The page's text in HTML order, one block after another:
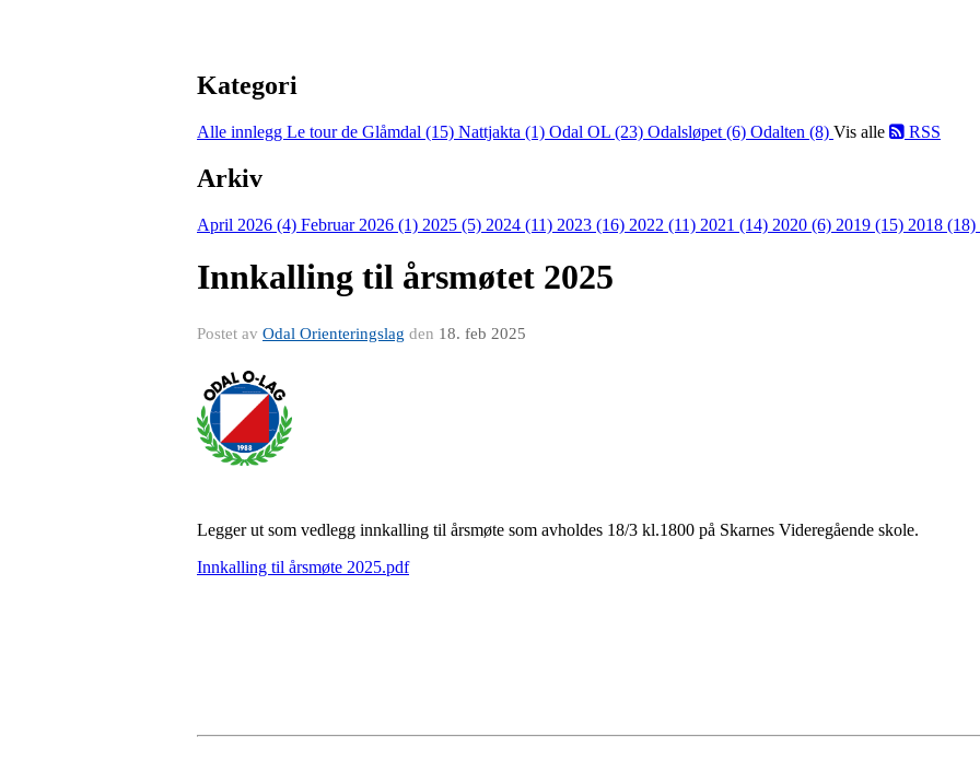
Kategori
Alle innlegg Le tour de Glåmdal (15) Nattjakta (1) Odal OL (23) Odalsløpet (6) Odalten (8) Vis alle RSS
Arkiv
April 2026 (4) Februar 2026 (1) 2025 (5) 2024 (11) 2023 (16) 2022 (11) 2021 (14) 2020 (6) 2019 (15) 2018 (18)
Innkalling til årsmøtet 2025
Postet av Odal Orienteringslag den 18. feb 2025
Legger ut som vedlegg innkalling til årsmøte som avholdes 18/3 kl.1800 på Skarnes Videregående skole.
Innkalling til årsmøte 2025.pdf